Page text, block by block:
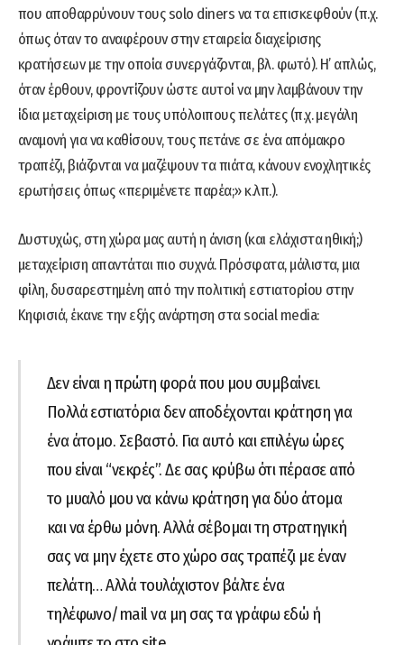
που αποθαρρύνουν τους solo diners να τα επισκεφθούν (π.χ.
όπως όταν το αναφέρουν στην εταιρεία διαχείρισης
κρατήσεων με την οποία συνεργάζονται, βλ. φωτό). Η’ απλώς,
όταν έρθουν, φροντίζουν ώστε αυτοί να μην λαμβάνουν την
ίδια μεταχείριση με τους υπόλοιπους πελάτες (π.χ. μεγάλη
αναμονή για να καθίσουν, τους πετάνε σε ένα απόμακρο
τραπέζι, βιάζονται να μαζέψουν τα πιάτα, κάνουν ενοχλητικές
ερωτήσεις όπως «περιμένετε παρέα;» κ.λπ.).
Δυστυχώς, στη χώρα μας αυτή η άνιση (και ελάχιστα ηθική;)
μεταχείριση απαντάται πιο συχνά. Πρόσφατα, μάλιστα, μια
φίλη, δυσαρεστημένη από την πολιτική εστιατορίου στην
Κηφισιά, έκανε την εξής ανάρτηση στα social media:
Δεν είναι η πρώτη φορά που μου συμβαίνει.
Πολλά εστιατόρια δεν αποδέχονται κράτηση για
ένα άτομο. Σεβαστό. Για αυτό και επιλέγω ώρες
που είναι “νεκρές”. Δε σας κρύβω ότι πέρασε από
το μυαλό μου να κάνω κράτηση για δύο άτομα
και να έρθω μόνη. Αλλά σέβομαι τη στρατηγική
σας να μην έχετε στο χώρο σας τραπέζι με έναν
πελάτη… Αλλά τουλάχιστον βάλτε ένα
τηλέφωνο/mail να μη σας τα γράφω εδώ ή